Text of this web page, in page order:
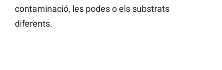
contaminació, les podes o els substrats
diferents.